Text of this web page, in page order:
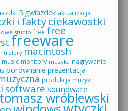
5 gwiazdek aktualizacja
i faktyciekawostki
studio free free
freeware
macintosh
music monitory muzyka nagrywanie
porównanie prezentacja
produkcja muzyki
software soundware
tomasz wróblewski